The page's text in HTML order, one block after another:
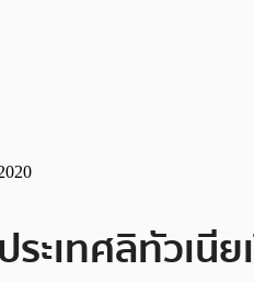
ระเทศลิทัวเนี